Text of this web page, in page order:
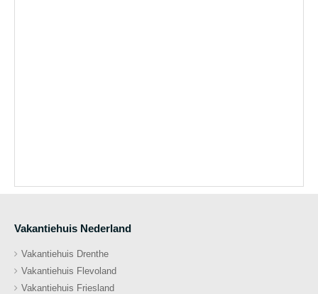
Vakantiehuis Nederland
Vakantiehuis Drenthe
Vakantiehuis Flevoland
Vakantiehuis Friesland